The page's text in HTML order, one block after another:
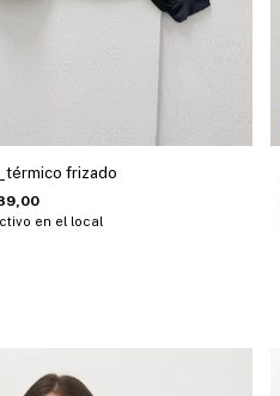
_térmico frizado
en el local